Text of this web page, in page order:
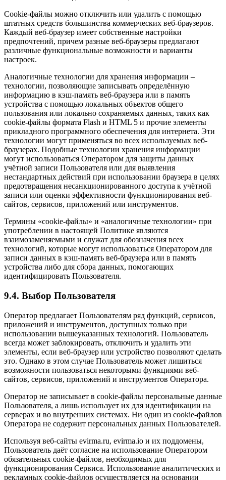
Cookie-файлы можно отключить или удалить с помощью
штатных средств большинства коммерческих веб-браузеров.
Каждый веб-браузер имеет собственные настройки
предпочтений, причем разные веб-браузеры предлагают
различные функциональные возможности и варианты
настроек.
Аналогичные технологии для хранения информации –
технологии, позволяющие записывать определённую
информацию в кэш-память веб-браузера или в память
устройства с помощью локальных объектов общего
пользования или локально сохраняемых данных, таких как
cookie-файлы формата Flash и HTML 5 и прочие элементы
прикладного программного обеспечения для интернета. Эти
технологии могут применяться во всех используемых веб-
браузерах. Подобные технологии хранения информации
могут использоваться Оператором для защиты данных
учётной записи Пользователя или для выявления
нестандартных действий при использовании браузера в целях
предотвращения несанкционированного доступа к учётной
записи или оценки эффективности функционирования веб-
сайтов, сервисов, приложений или инструментов.
Термины «cookie-файлы» и «аналогичные технологии» при
употреблении в настоящей Политике являются
взаимозаменяемыми и служат для обозначения всех
технологий, которые могут использоваться Оператором для
записи данных в кэш-память веб-браузера или в память
устройства либо для сбора данных, помогающих
идентифицировать Пользователя.
9.4. Выбор Пользователя
Оператор предлагает Пользователям ряд функций, сервисов,
приложений и инструментов, доступных только при
использовании вышеуказанных технологий. Пользователь
всегда может заблокировать, отключить и удалить эти
элементы, если веб-браузер или устройство позволяют сделать
это. Однако в этом случае Пользователь может лишиться
возможности пользоваться некоторыми функциями веб-
сайтов, сервисов, приложений и инструментов Оператора.
Оператор не записывает в cookie-файлы персональные данные
Пользователя, а лишь использует их для идентификации на
серверах и во внутренних системах. Ни один из cookie-файлов
Оператора не содержит персональных данных Пользователей.
Используя веб-сайты evirma.ru, evirma.io и их поддомены,
Пользователь даёт согласие на использование Оператором
обязательных cookie-файлов, необходимых для
функционирования Сервиса. Использование аналитических и
рекламных cookie-файлов осуществляется на основании